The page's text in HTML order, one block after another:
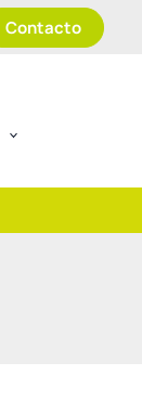
Contacto